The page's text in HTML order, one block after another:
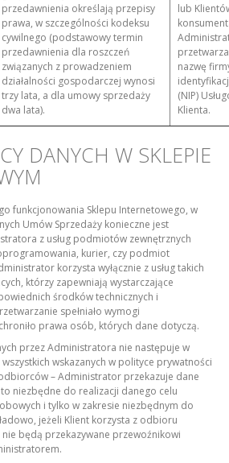
przedawnienia określają przepisy
prawa, w szczególności kodeksu
cywilnego (podstawowy termin
przedawnienia dla roszczeń
związanych z prowadzeniem
działalności gospodarczej wynosi
trzy lata, a dla umowy sprzedaży
dwa lata).
lub
nazwę
(NIP)
Klienta.
DANYCH W SKLEPIE
funkcjonowania Sklepu Internetowego, w
Umów Sprzedaży konieczne jest
z usług podmiotów zewnętrznych
kurier, czy podmiot
korzysta wyłącznie z usług takich
którzy zapewniają wystarczające
środków technicznych i
spełniało wymogi
prawa osób, których dane dotyczą.
przez Administratora nie następuje w
wskazanych w polityce prywatności
– Administrator przekazuje dane
niezbędne do realizacji danego celu
i tylko w zakresie niezbędnym do
jeżeli Klient korzysta z odbioru
będą przekazywane przewoźnikowi